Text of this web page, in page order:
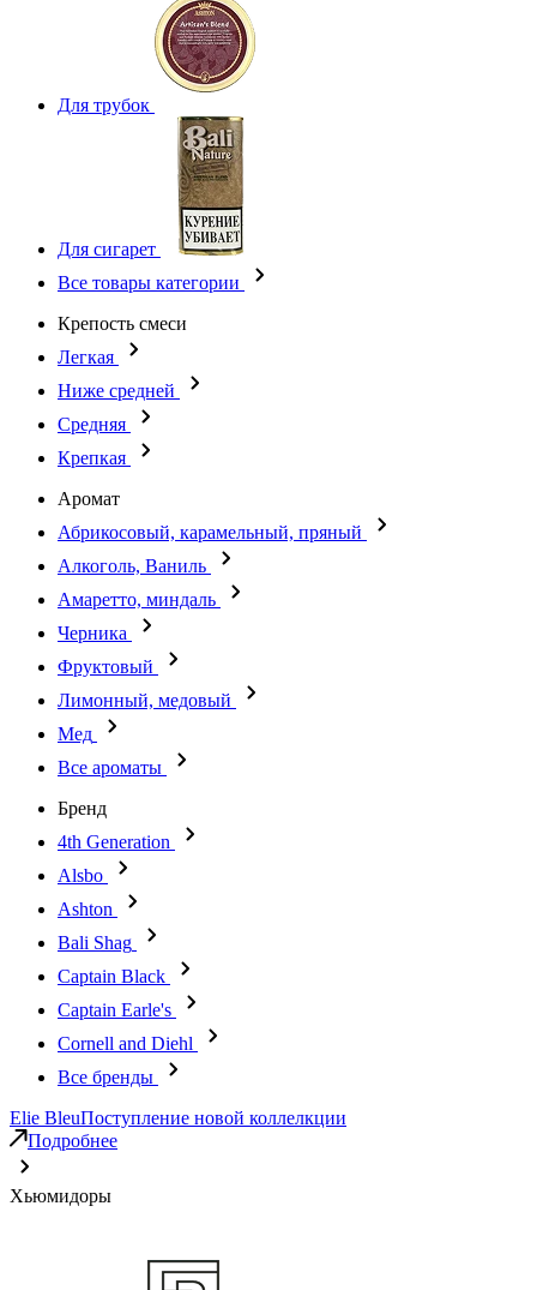
Для трубок
Для сигарет
Все товары категории
Крепость смеси
Легкая
Ниже средней
Средняя
Крепкая
Аромат
Абрикосовый, карамельный, пряный
Алкоголь, Ваниль
Амаретто, миндаль
Черника
Фруктовый
Лимонный, медовый
Мед
Все ароматы
Бренд
4th Generation
Alsbo
Ashton
Bali Shag
Captain Black
Captain Earle's
Cornell and Diehl
Все бренды
Elie BleuПоступление новой коллелкции
Подробнее
Хьюмидоры